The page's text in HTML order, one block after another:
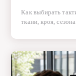
Как выбирать
ткани, кроя,